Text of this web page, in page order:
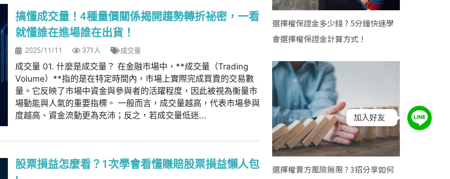
搞懂成交量！4種量價關係揭開趨勢轉折祕密，一看
就懂誰在進場誰在出貨！
2025/11/11 371人 成交量
成交量 01. 什麼是成交量？ 在金融市場中，**成交量（Trading
Volume）**指的是在特定時間內，市場上實際完成買賣的交易數
量。它反映了市場中資金與參與者的活躍程度，因此被視為衡量市
場動能與人氣的重要指標。 一般而言，成交量越高，代表市場參與
度越高、資金流動更為充沛；反之，若成交量低迷...
股票損益怎麼看？1次學會看懂賺賠股票損益懶人包
選擇權保證金多少錢 ? 5分鐘快速學
會選擇權保證金計算方式 !
選擇權賣方風險無限 ? 3招分享如何
加入好友